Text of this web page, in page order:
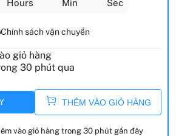
Hours Min Sec
Chính sách vận chuyển
giỏ hàng
30 phút qua
THÊM VÀO GIỎ HÀNG
vào giỏ hàng trong 30 phút gần đây